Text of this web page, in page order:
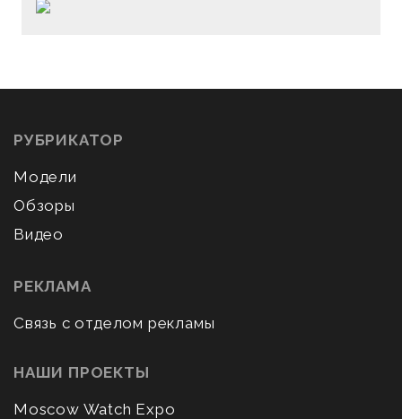
РУБРИКАТОР
Модели
Обзоры
Видео
РЕКЛАМА
Связь с отделом рекламы
НАШИ ПРОЕКТЫ
Moscow Watch Expo